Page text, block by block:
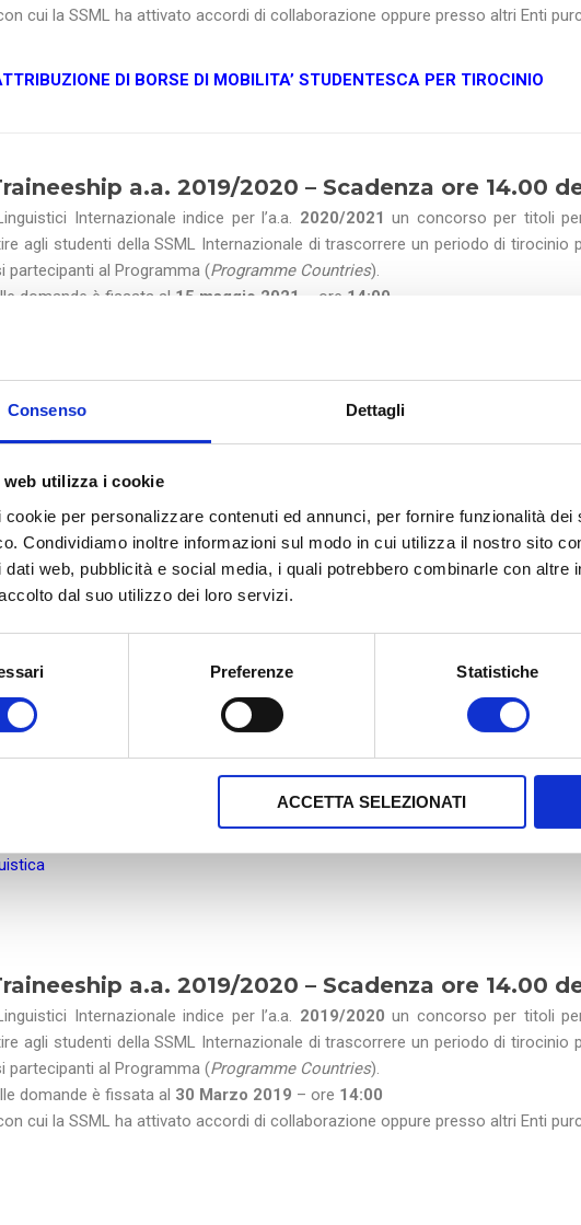
Consenso Dettagli
utilizza i cookie
cookie per personalizzare contenuti ed annunci, per fornire funzionalità
Condividiamo inoltre informazioni sul modo in cui utilizza il nostro sito
dati web, pubblicità e social media, i quali potrebbero combinarle con altre
dal suo utilizzo dei loro servizi.
Preferenze Statistiche
ACCETTA SELEZIONATI
cui la SSML ha attivato accordi di collaborazione oppure presso altri Enti
DI BORSE DI MOBILITA’ STUDENTESCA PER TIROCINIO
a.a. 2019/2020 – Scadenza ore 14.00
Internazionale indice per l’a.a. 2020/2021 un concorso per titoli
agli studenti della SSML Internazionale di trascorrere un periodo di
partecipanti al Programma (Programme Countries).
domande è fissata al 15 maggio 2021 – ore 14:00
cui la SSML ha attivato accordi di collaborazione oppure presso altri Enti
DI BORSE DI MOBILITA’ STUDENTESCA PERTIROCINIO
a.a. 2019/2020 –Scadenza ore 12.00
Internazionale indice per l’a.a.2019/2020un concorso per titoli per
agli studenti della SSML Internazionale di trascorrere un periodo di
al Programma (
domande è fissata al
cui la SSML ha attivato accordi di collaborazione oppure presso altri Enti
a.a. 2019/2020 – Scadenza ore 14.00
Internazionale indice per l’a.a. 2019/2020 un concorso per titoli
agli studenti della SSML Internazionale di trascorrere un periodo di
partecipanti al Programma (Programme Countries).
domande è fissata al 30 Marzo 2019 – ore 14:00
cui la SSML ha attivato accordi di collaborazione oppure presso altri Enti